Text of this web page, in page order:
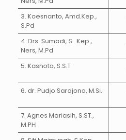
3. Koesnanto, Amd.Kep.,
S.Pd
4. Drs. Sumadi, S. Kep.,
Ners, M.Pd
5. Kasnoto, S.S.T
6. dr. Pudjo Sardjono, M.Si.
7. Agnes Mariasih, S.ST.,
M.PH